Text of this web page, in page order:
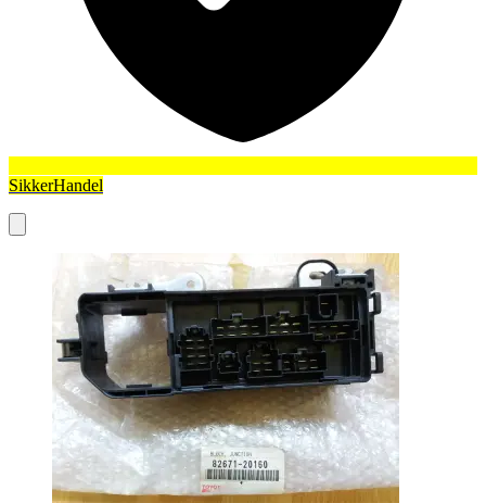
SikkerHandel